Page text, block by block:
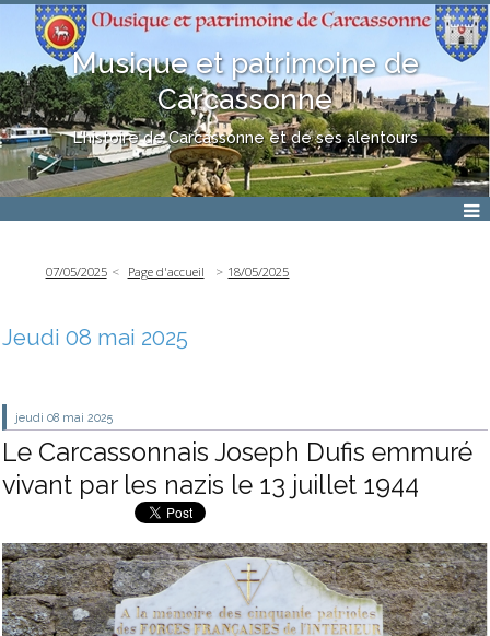
Musique et patrimoine de
Carcassonne
L'histoire de Carcassonne et de ses alentours
07/05/2025 Page d'accueil 18/05/2025
Jeudi 08 mai 2025
jeudi 08 mai 2025
Le Carcassonnais Joseph Dufis emmuré
vivant par les nazis le 13 juillet 1944